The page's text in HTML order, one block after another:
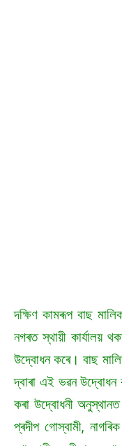
দক্ষিণ কামৰূপ বাছ
নগৰত স্থায়ী কাৰ্যালয়
উদ্বোধন কৰে। বাছ
দ্বাৰা এই ভৱন উদ্বোধন
কৰা উদ্বোধনী
প্ৰদীপ গোস্বামী,